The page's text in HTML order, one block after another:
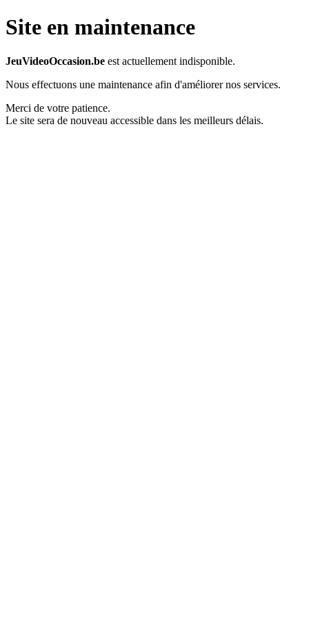
Site en maintenance
JeuVideoOccasion.be est actuellement indisponible.
Nous effectuons une maintenance afin d'améliorer nos services.
Merci de votre patience.
Le site sera de nouveau accessible dans les meilleurs délais.